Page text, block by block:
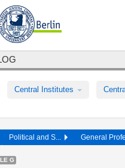
Central Institutes
Political and S... General
G